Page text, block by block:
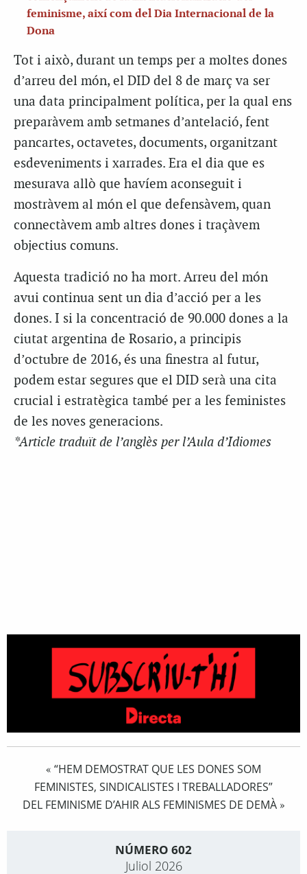
feminisme, així com del Dia Internacional de la
Dona
Tot i això, durant un temps per a moltes dones
d’arreu del món, el DID del 8 de març va ser
una data principalment política, per la qual ens
preparàvem amb setmanes d’antelació, fent
pancartes, octavetes, documents, organitzant
esdeveniments i xarrades. Era el dia que es
mesurava allò que havíem aconseguit i
mostràvem al món el que defensàvem, quan
connectàvem amb altres dones i traçàvem
objectius comuns.
Aquesta tradició no ha mort. Arreu del món
avui continua sent un dia d’acció per a les
dones. I si la concentració de 90.000 dones a la
ciutat argentina de Rosario, a principis
d’octubre de 2016, és una finestra al futur,
podem estar segures que el DID serà una cita
crucial i estratègica també per a les feministes
de les noves generacions.
*Article traduït de l’anglès per l’Aula d’Idiomes
« “HEM DEMOSTRAT QUE LES DONES SOM
FEMINISTES, SINDICALISTES I TREBALLADORES”
DEL FEMINISME D’AHIR ALS FEMINISMES DE DEMÀ»
NÚMERO 602
Juliol 2026